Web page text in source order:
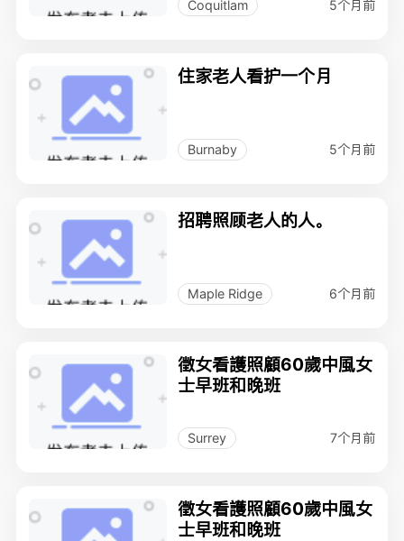
Coquitlam 5个月前
住家老人看护一个月
Burnaby 5个月前
招聘照顾老人的人。
Maple Ridge 6个月前
徵女看護照顧60歲中風女
士早班和晚班
Surrey 7个月前
徵女看護照顧60歲中風女
士早班和晚班